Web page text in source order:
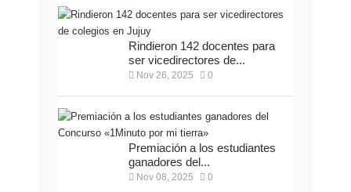
Rindieron 142 docentes para
ser vicedirectores de...
Nov 26, 2025 0
Premiación a los estudiantes
ganadores del...
Nov 08, 2025 0